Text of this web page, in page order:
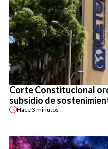
Corte Constitucional
subsidio de
Hace3 minutos